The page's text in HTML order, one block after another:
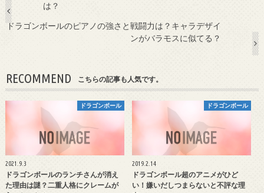
は？
ドラゴンボールのピアノの強さと戦闘力は？キャラデザイ
ンがバラモスに似てる？
RECOMMEND こちらの記事も人気です。
ドラゴンボール
2021.9.3
ドラゴンボールのランチさんが消え
た理由は謎？二重人格にクレームが
ドラゴンボール
2019.2.14
ドラゴンボール超のアニメがひど
い！嫌いだしつまらないと不評な理